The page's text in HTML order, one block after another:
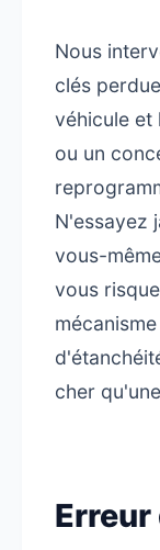
Nous
clés
véhicule et
ou un
N'essayez
vous-
vous
cher
Erreur